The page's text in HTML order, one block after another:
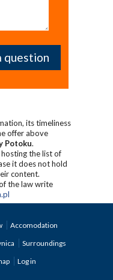
its timeliness
offer above
Potoku.
the list of
it does not hold
content.
the law write
Accomodation
Surroundings
Log in